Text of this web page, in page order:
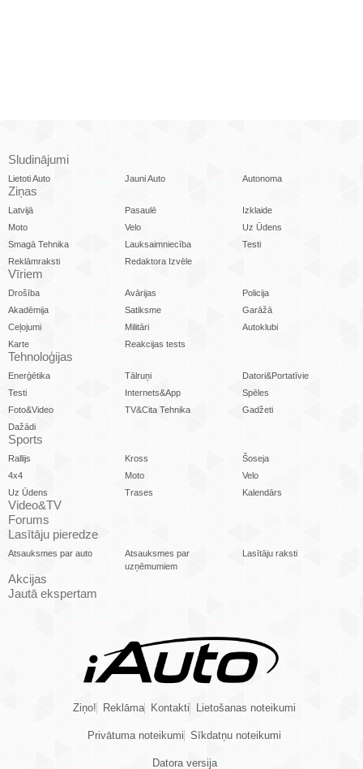
Sludinājumi
Lietoti Auto Jauni Auto Autonoma
Ziņas
Latvijā Pasaulē
Izklaide
Moto
Velo
Uz Ūdens
Smagā Tehnika
Lauksaimniecība
Testi
Reklāmraksti
Redaktora Izvēle
Vīriem
Drošība Avārijas
Policija
Akadēmija
Satiksme
Garāžā
Ceļojumi
Militāri
Autoklubi
Karte
Reakcijas tests
Tehnoloģijas
Enerģētika Tālruņi
Datori&Portatīvie
Testi
Internets&App
Spēles
Foto&Video
TV&Cita Tehnika
Gadžeti
Dažādi
Sports
Rallijs Kross
Šoseja
4x4
Moto
Velo
Uz Ūdens
Trases Kalendārs
Video&TV
Forums
Lasītāju pieredze
Atsauksmes par auto
Atsauksmes par
uzņēmumiem
Lasītāju raksti
Akcijas
Jautā ekspertam
Ziņo! Reklāma Kontakti Lietošanas noteikumi
Privātuma noteikumi Sīkdatņu noteikumi
Datora versija